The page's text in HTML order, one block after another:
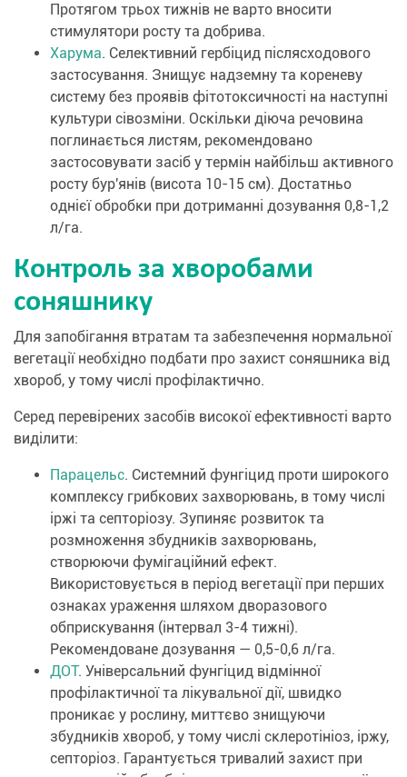
Протягом трьох тижнів не варто вносити
стимулятори росту та добрива.
Харума. Селективний гербіцид післясходового
застосування. Знищує надземну та кореневу
систему без проявів фітотоксичності на наступні
культури сівозміни. Оскільки діюча речовина
поглинається листям, рекомендовано
застосовувати засіб у термін найбільш активного
росту бур'янів (висота 10-15 см). Достатньо
однієї обробки при дотриманні дозування 0,8-1,2
л/га.
Контроль за хворобами
соняшнику
Для запобігання втратам та забезпечення нормальної
вегетації необхідно подбати про захист соняшника від
хвороб, у тому числі профілактично.
Серед перевірених засобів високої ефективності варто
виділити:
Парацельс. Системний фунгіцид проти широкого
комплексу грибкових захворювань, в тому числі
іржі та септоріозу. Зупиняє розвиток та
розмноження збудників захворювань,
створюючи фумігаційний ефект.
Використовується в період вегетації при перших
ознаках ураження шляхом дворазового
обприскування (інтервал 3-4 тижні).
Рекомендоване дозування — 0,5-0,6 л/га.
ДОТ. Універсальний фунгіцид відмінної
профілактичної та лікувальної дії, швидко
проникає у рослину, миттєво знищуючи
збудників хвороб, у тому числі склеротініоз, іржу,
септоріоз. Гарантується тривалий захист при